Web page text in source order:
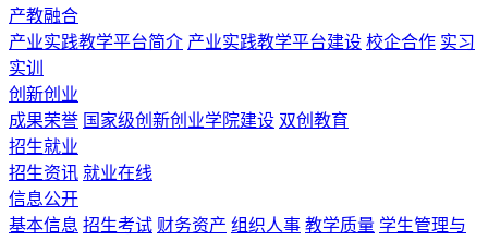
产教融合
产业实践教学平台简介 产业实践教学平台建设 校企合作 实习
实训
创新创业
成果荣誉 国家级创新创业学院建设 双创教育
招生就业
招生资讯 就业在线
信息公开
基本信息 招生考试 财务资产 组织人事 教学质量 学生管理与